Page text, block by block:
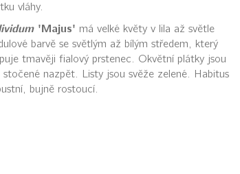
vláhy.
'Majus' má velké květy v lila až světle
barvě se světlým až bílým středem, který
tmavěji fialový prstenec. Okvětní plátky jsou
stočené nazpět. Listy jsou svěže zelené. Habitus
bujně rostoucí.